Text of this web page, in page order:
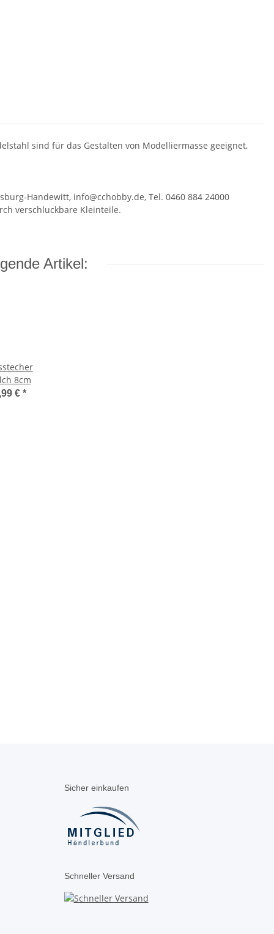
sind für das Gestalten von Modelliermasse geeignet,
Handewitt, info@cchobby.de, Tel. 0460 884 24000
verschluckbare Kleinteile.
Artikel:
8cm
€ *
Sicher einkaufen
Schneller Versand